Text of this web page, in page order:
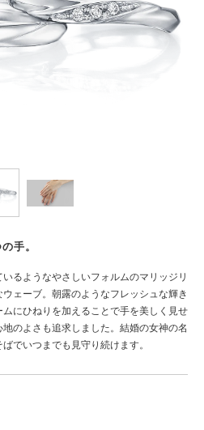
手。
るようなやさしいフォルムのマリッジリ
ェーブ。朝露のようなフレッシュな輝き
にひねりを加えることで手を美しく見せ
のよさも追求しました。結婚の女神の名
でいつまでも見守り続けます。